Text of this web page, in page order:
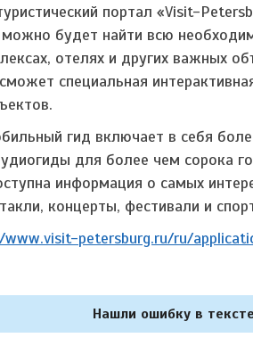
портал «Visit-
можно будет найти всю
отелях и других важных
специальная
гид включает в себя
для более чем сорока
информация о самых
концерты, фестивали и
petersburg.ru/ru/
Нашли ошибку в